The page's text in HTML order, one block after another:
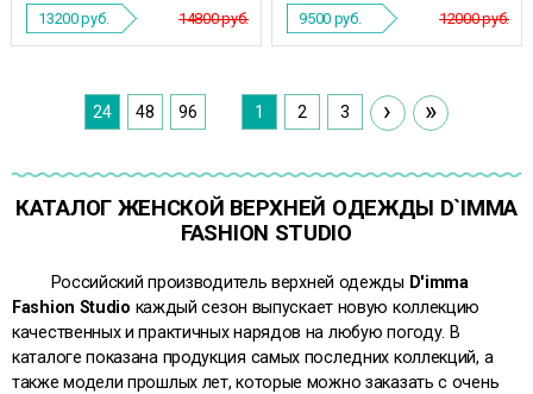
14800 руб.
13200руб. 12000 руб.
9500 руб.
24 48 96 1 2 3 › »
КАТАЛОГ ЖЕНСКОЙ ВЕРХНЕЙ ОДЕЖДЫ D`IMMA
FASHION STUDIO
Российский производитель верхней одежды D'imma
Fashion Studio каждый сезон выпускает новую коллекцию
качественных и практичных нарядов на любую погоду. В
каталоге показана продукция самых последних коллекций, а
также модели прошлых лет, которые можно заказать с очень